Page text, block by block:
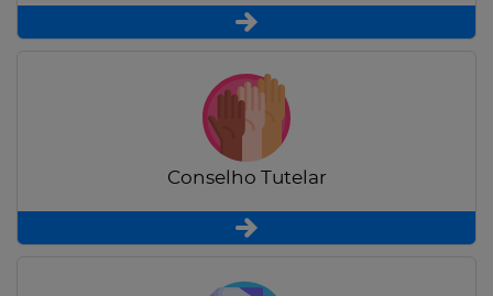
Conselho Tutelar